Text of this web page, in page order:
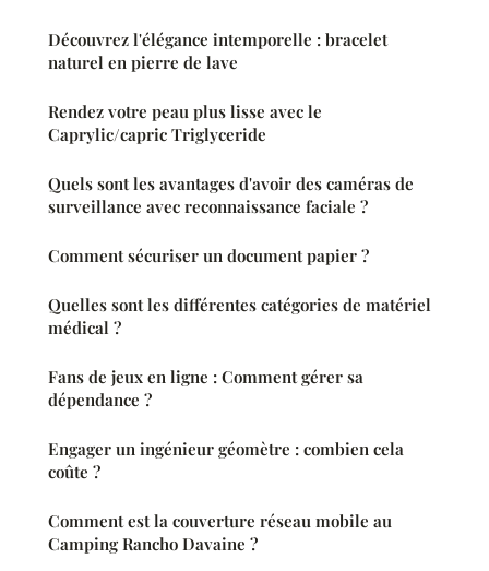
Découvrez l'élégance intemporelle : bracelet
naturel en pierre de lave
Rendez votre peau plus lisse avec le
Caprylic/capric Triglyceride
Quels sont les avantages d'avoir des caméras de
surveillance avec reconnaissance faciale ?
Comment sécuriser un document papier ?
Quelles sont les différentes catégories de matériel
médical ?
Fans de jeux en ligne : Comment gérer sa
dépendance ?
Engager un ingénieur géomètre : combien cela
coûte ?
Comment est la couverture réseau mobile au
Camping Rancho Davaine ?